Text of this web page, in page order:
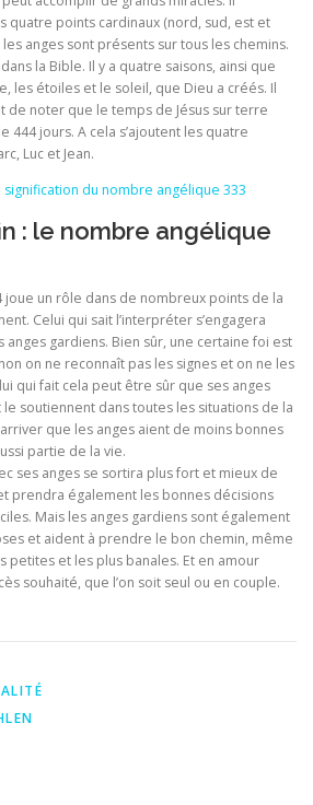
quatre points cardinaux (nord, sud, est et
anges sont présents sur tous les chemins.
la Bible. Il y a quatre saisons, ainsi que
les étoiles et le soleil, que Dieu a créés. Il
de noter que le temps de Jésus sur terre
444 jours. A cela s’ajoutent les quatre
Luc et Jean.
signification du nombre angélique 333
: le nombre angélique
joue un rôle dans de nombreux points de la
Celui qui sait l’interpréter s’engagera
anges gardiens. Bien sûr, une certaine foi est
on ne reconnaît pas les signes et on ne les
qui fait cela peut être sûr que ses anges
soutiennent dans toutes les situations de la
que les anges aient de moins bonnes
partie de la vie.
ses anges se sortira plus fort et mieux de
prendra également les bonnes décisions
Mais les anges gardiens sont également
et aident à prendre le bon chemin, même
petites et les plus banales. Et en amour
souhaité, que l’on soit seul ou en couple.